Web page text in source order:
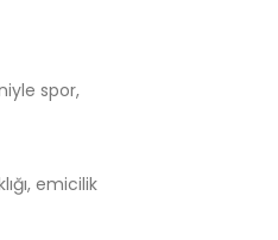
spor,
emicilik